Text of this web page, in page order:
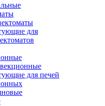
для
для печей